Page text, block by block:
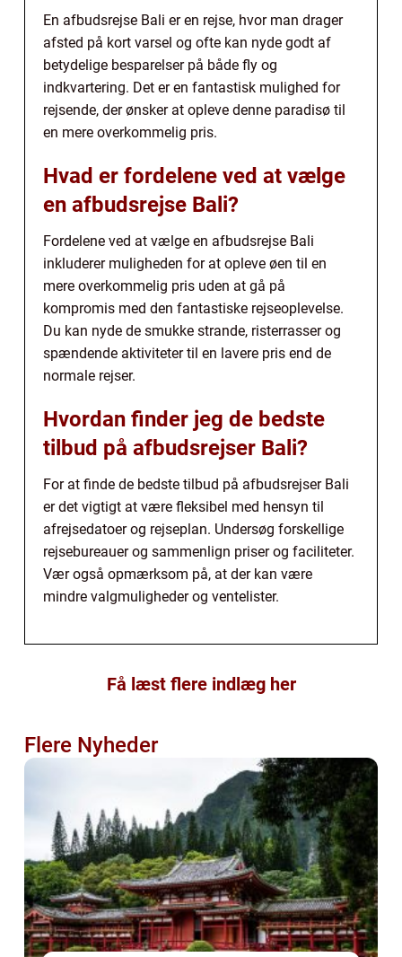
En afbudsrejse Bali er en rejse, hvor man drager
afsted på kort varsel og ofte kan nyde godt af
betydelige besparelser på både fly og
indkvartering. Det er en fantastisk mulighed for
rejsende, der ønsker at opleve denne paradisø til
en mere overkommelig pris.
Hvad er fordelene ved at vælge
en afbudsrejse Bali?
Fordelene ved at vælge en afbudsrejse Bali
inkluderer muligheden for at opleve øen til en
mere overkommelig pris uden at gå på
kompromis med den fantastiske rejseoplevelse.
Du kan nyde de smukke strande, risterrasser og
spændende aktiviteter til en lavere pris end de
normale rejser.
Hvordan finder jeg de bedste
tilbud på afbudsrejser Bali?
For at finde de bedste tilbud på afbudsrejser Bali
er det vigtigt at være fleksibel med hensyn til
afrejsedatoer og rejseplan. Undersøg forskellige
rejsebureauer og sammenlign priser og faciliteter.
Vær også opmærksom på, at der kan være
mindre valgmuligheder og ventelister.
Få læst flere indlæg her
Flere Nyheder